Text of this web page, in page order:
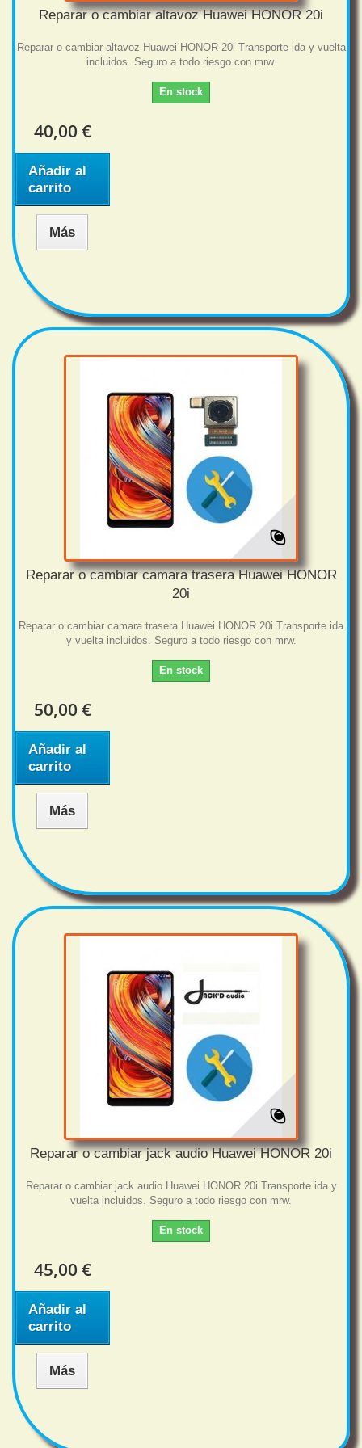
Reparar o cambiar altavoz Huawei HONOR 20i
Reparar o cambiar altavoz Huawei HONOR 20i Transporte ida y vuelta
incluidos. Seguro a todo riesgo con mrw.
En stock
40,00 €
Añadir al
carrito
Más
Reparar o cambiar camara trasera Huawei HONOR
20i
Reparar o cambiar camara trasera Huawei HONOR 20i Transporte ida
y vuelta incluidos. Seguro a todo riesgo con mrw.
En stock
50,00 €
Añadir al
carrito
Más
Reparar o cambiar jack audio Huawei HONOR 20i
Reparar o cambiar jack audio Huawei HONOR 20i Transporte ida y
vuelta incluidos. Seguro a todo riesgo con mrw.
En stock
45,00 €
Añadir al
carrito
Más